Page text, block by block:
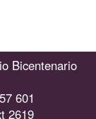
Bicentenario
601
2619